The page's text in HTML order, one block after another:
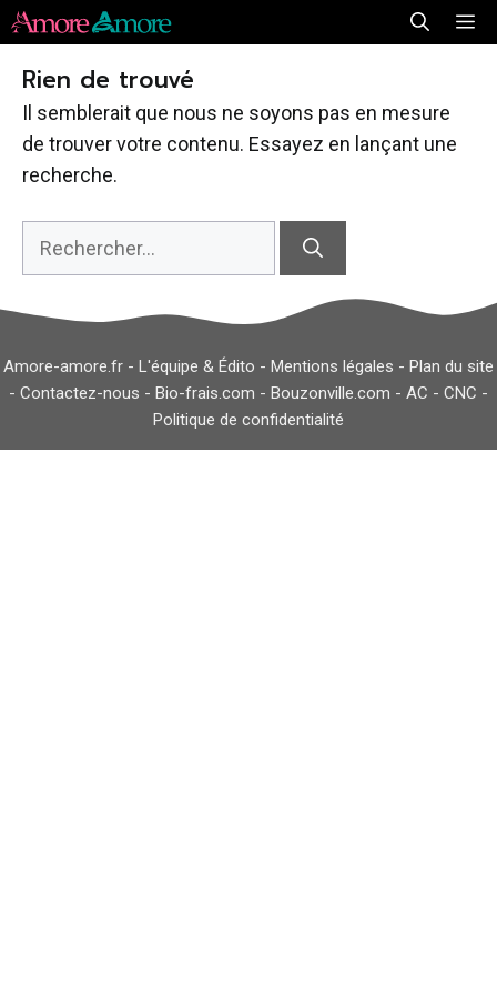
Aller
au
contenu
Rien de trouvé
Il semblerait que nous ne soyons pas en mesure
de trouver votre contenu. Essayez en lançant une
recherche.
Rechercher :
Amore-amore.fr - L'équipe & Édito - Mentions légales - Plan du site
- Contactez-nous - Bio-frais.com - Bouzonville.com - AC - CNC -
Politique de confidentialité